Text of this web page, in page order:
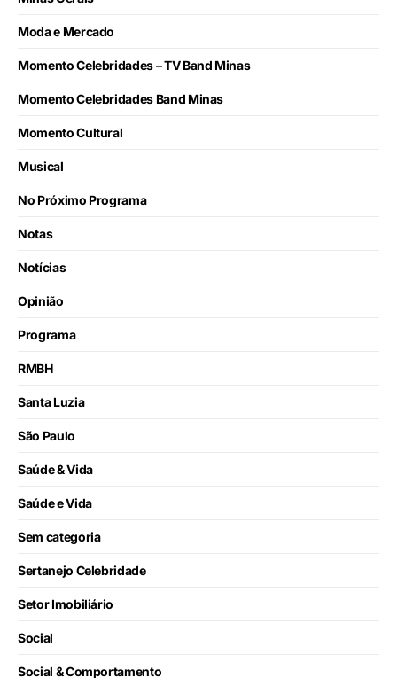
Moda e Mercado
Momento Celebridades – TV Band Minas
Momento Celebridades Band Minas
Momento Cultural
Musical
No Próximo Programa
Notas
Notícias
Opinião
Programa
RMBH
Santa Luzia
São Paulo
Saúde & Vida
Saúde e Vida
Sem categoria
Sertanejo Celebridade
Setor Imobiliário
Social
Social & Comportamento